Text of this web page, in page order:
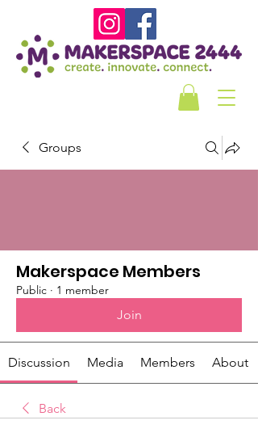
Groups
Makerspace Members
Public · 1 member
Join
Discussion Media Members About
Back